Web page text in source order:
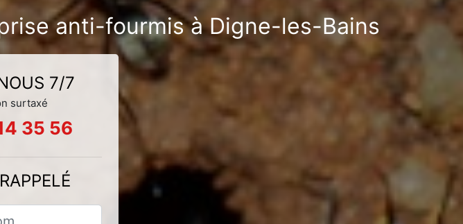
anti-fourmis à Digne-les-Bains
7/7
surtaxé
35 56